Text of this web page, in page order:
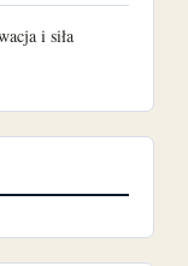
i siła